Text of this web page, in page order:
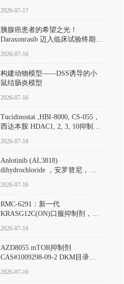
2026-07-17
胰腺癌患者的希望之光！
Daraxonrasib 迈入临床试验终期阶
2026-07-16
构建动物模型——DSS诱导的小
鼠结肠炎模型
2026-07-16
Tucidinostat ,HBI-8000, CS-055，
西达本胺 HDAC1, 2, 3, 10抑制剂
D808567) - DKM活性分子
2026-07-16
Anlotinib (AL3818)
dihydrochloride ，安罗替尼，
Hydrochloride实验方法步骤SOP
2026-07-16
RMC-6291：新一代
KRASG12C(ON)口服抑制剂，
(Elironrasib)CAS#2641998-63-0
2026-07-16
AZD8055 mTOR抑制剂
CAS#1009298-09-2 DKM目录号
激酶抑制剂的深度剖析
2026-07-16